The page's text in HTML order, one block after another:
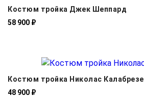
Костюм тройка Джек Шеппард
58 900 ₽
Костюм тройка Николас Калабрезе
48 900 ₽